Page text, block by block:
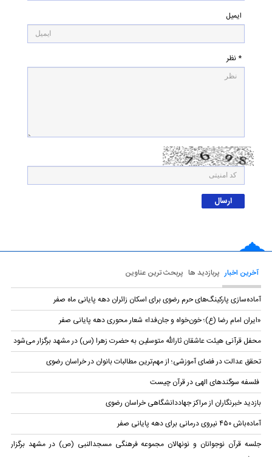
ایمیل
* نظر
آخرین اخبار پربازدید ها پربحث ترین عناوین
آماده‌سازی پارکینگ‌های حرم رضوی برای اسکان زائران دهه پایانی ماه صفر
«ایران امام رضا (ع)؛ خون‌خواه و جان‌فدا» شعار محوری دهه پایانی صفر
محفل قرآنی هیئت عاشقان ثارالله متوسلین به حضرت زهرا (س) در مشهد برگزار می‌شود
تحقق عدالت در فضای آموزشی؛ از مهم‌ترین مطالبات بانوان در خراسان رضوی
فلسفه سوگندهای الهی در قرآن چیست
بازدید خبرنگاران از مراکز جهاددانشگاهی خراسان رضوی
آماده‌باش ۴۵۰ نیروی درمانی برای دهه پایانی صفر
جلسه قرآن نوجوانان و نونهالان مجموعه فرهنگی مسجد‌النبی (ص) در مشهد برگزار